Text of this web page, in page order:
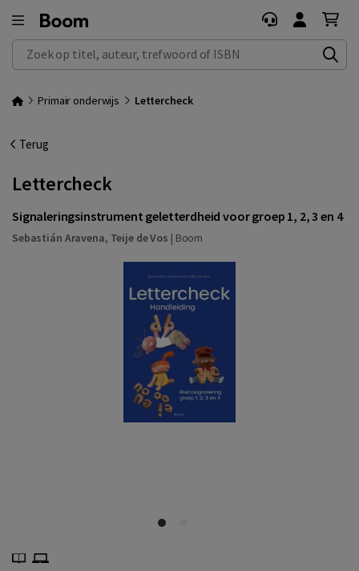
Zoek op titel, auteur, trefwoord of ISBN
Primair onderwijs Lettercheck
Terug
Lettercheck
Signaleringsinstrument geletterdheid voor groep 1, 2, 3 en 4
Sebastián Aravena, Teije de Vos | Boom